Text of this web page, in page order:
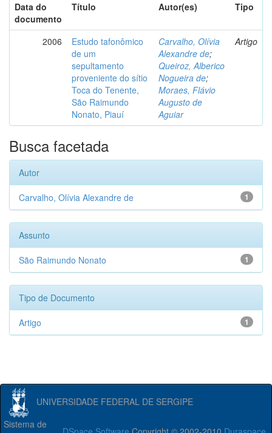
Data do
documento
Título Autor(es) Tipo
2006
Estudo tafonômico
de um
sepultamento
proveniente do sítio
Toca do Tenente,
São Raimundo
Nonato, Piauí
Carvalho, Olívia
Alexandre de;
Queiroz, Alberico
Nogueira de;
Moraes, Flávio
Augusto de
Aguiar
Artigo
Busca facetada
Autor
1
Carvalho, Olívia Alexandre de
Assunto
1
São Raimundo Nonato
Tipo de Documento
1
Artigo
UNIVERSIDADE FEDERAL DE SERGIPE
Sistema de